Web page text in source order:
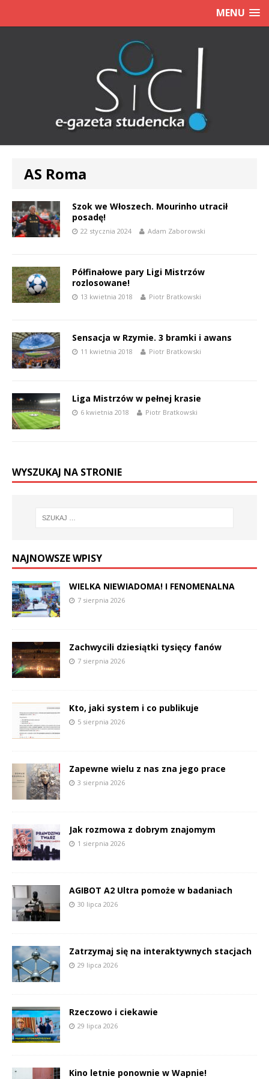
MENU
AS Roma
Szok we Włoszech. Mourinho utracił
posadę!
22 stycznia 2024 Adam Zaborowski
Półfinałowe pary Ligi Mistrzów
rozlosowane!
13 kwietnia 2018 Piotr Bratkowski
Sensacja w Rzymie. 3 bramki i awans
11 kwietnia 2018 Piotr Bratkowski
Liga Mistrzów w pełnej krasie
6 kwietnia 2018 Piotr Bratkowski
WYSZUKAJ NA STRONIE
NAJNOWSZE WPISY
WIELKA NIEWIADOMA! I FENOMENALNA
7 sierpnia 2026
Zachwycili dziesiątki tysięcy fanów
7 sierpnia 2026
Kto, jaki system i co publikuje
5 sierpnia 2026
Zapewne wielu z nas zna jego prace
3 sierpnia 2026
Jak rozmowa z dobrym znajomym
1 sierpnia 2026
AGIBOT A2 Ultra pomoże w badaniach
30 lipca 2026
Zatrzymaj się na interaktywnych stacjach
29 lipca 2026
Rzeczowo i ciekawie
29 lipca 2026
Kino letnie ponownie w Wapnie!